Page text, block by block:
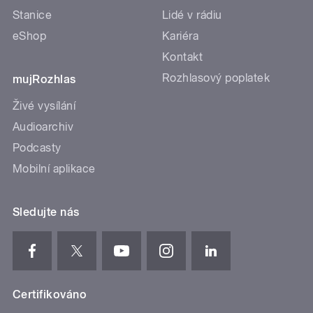
Stanice
eShop
mujRozhlas
Živé vysílání
Audioarchiv
Podcasty
Mobilní aplikace
Lidé v rádiu
Kariéra
Kontakt
Rozhlasový poplatek
Sledujte nás
Certifikováno